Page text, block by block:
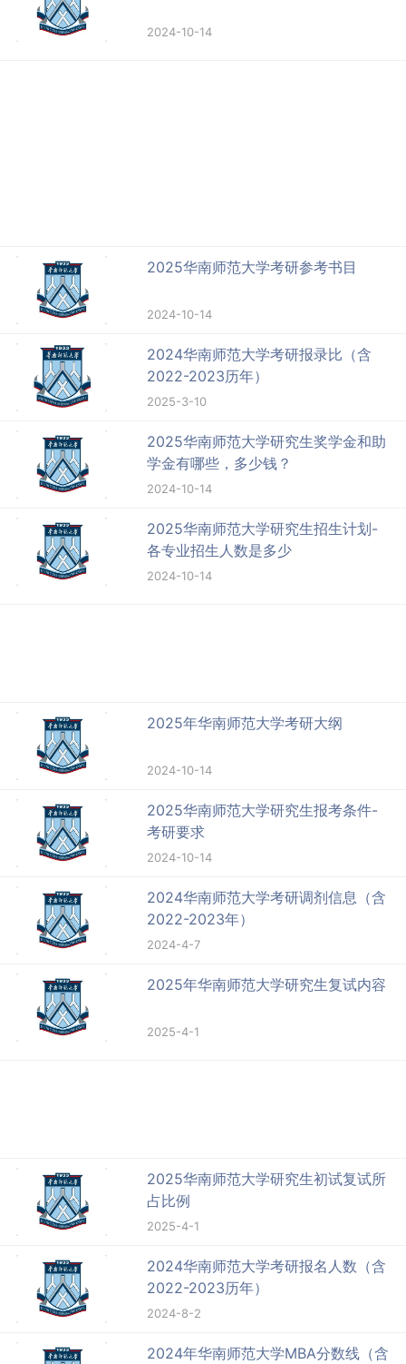
2024-10-14
2025华南师范大学考研参考书目
2024-10-14
2024华南师范大学考研报录比（含
2022-2023历年）
2025-3-10
2025华南师范大学研究生奖学金和助
学金有哪些，多少钱？
2024-10-14
2025华南师范大学研究生招生计划-
各专业招生人数是多少
2024-10-14
2025年华南师范大学考研大纲
2024-10-14
2025华南师范大学研究生报考条件-
考研要求
2024-10-14
2024华南师范大学考研调剂信息（含
2022-2023年）
2024-4-7
2025年华南师范大学研究生复试内容
2025-4-1
2025华南师范大学研究生初试复试所
占比例
2025-4-1
2024华南师范大学考研报名人数（含
2022-2023历年）
2024-8-2
2024年华南师范大学MBA分数线（含